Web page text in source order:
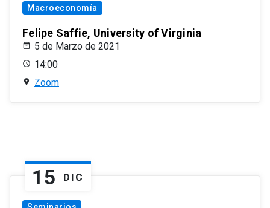
Macroeconomía
Felipe Saffie, University of Virginia
5 de Marzo de 2021
14:00
Zoom
15 DIC